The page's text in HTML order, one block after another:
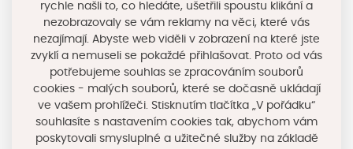
v těchto regionech, podporovány budou projektové
dokumentace či studie proveditelnosti.
Míra dotaceu většiny aktivit je 40 až 50 % celkových
způsobilých výdajů s možností dofinancování
zvýhodněnými úvěry ve vybraných aktivitách.
rychle našli to, co hledáte, ušetřili spoustu klikání a
nezobrazovaly se vám reklamy na věci, které vás
nezajímají. Abyste web viděli v zobrazení na které jste
zvyklí a nemuseli se pokaždé přihlašovat. Proto od vás
potřebujeme souhlas se zpracováním souborů
cookies - malých souborů, které se dočasně ukládají
ve vašem prohlížeči. Stisknutím tlačítka „V pořádku“
souhlasíte s nastavením cookies tak, abychom vám
poskytovali smysluplné a užitečné služby na základě